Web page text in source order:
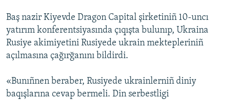
Baş nazir Kiyevde Dragon Capital şirketiniñ 10-uncı
yatırım konferentsiyasında çıqışta bulunıp, Ukraina
Rusiye akimiyetini Rusiyede ukrain mektepleriniñ
açılmasına çağırğanını bildirdi.
«Bunıñnen beraber, Rusiyede ukrainlerniñ diniy
baqışlarına cevap bermeli. Din serbestligi